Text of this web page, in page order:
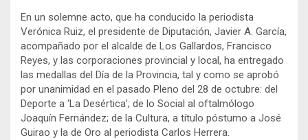
En un solemne acto, que ha conducido la periodista
Verónica Ruiz, el presidente de Diputación, Javier A. García,
acompañado por el alcalde de Los Gallardos, Francisco
Reyes, y las corporaciones provincial y local, ha entregado
las medallas del Día de la Provincia, tal y como se aprobó
por unanimidad en el pasado Pleno del 28 de octubre: del
Deporte a ‘La Desértica’; de lo Social al oftalmólogo
Joaquín Fernández; de la Cultura, a título póstumo a José
Guirao y la de Oro al periodista Carlos Herrera.